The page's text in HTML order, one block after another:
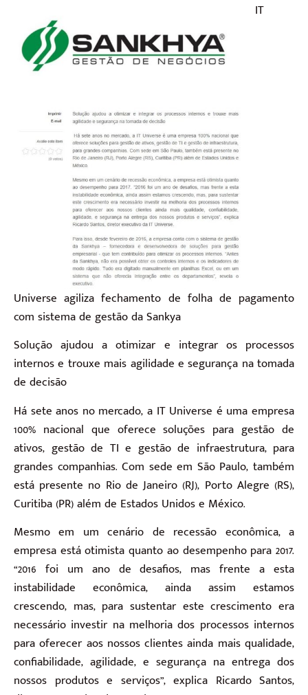
IT
Universe agiliza fechamento de folha de pagamento
com sistema de gestão da Sankya
Solução ajudou a otimizar e integrar os processos
internos e trouxe mais agilidade e segurança na tomada
de decisão
Há sete anos no mercado, a IT Universe é uma empresa
100% nacional que oferece soluções para gestão de
ativos, gestão de TI e gestão de infraestrutura, para
grandes companhias. Com sede em São Paulo, também
está presente no Rio de Janeiro (RJ), Porto Alegre (RS),
Curitiba (PR) além de Estados Unidos e México.
Mesmo em um cenário de recessão econômica, a
empresa está otimista quanto ao desempenho para 2017.
“2016 foi um ano de desafios, mas frente a esta
instabilidade econômica, ainda assim estamos
crescendo, mas, para sustentar este crescimento era
necessário investir na melhoria dos processos internos
para oferecer aos nossos clientes ainda mais qualidade,
confiabilidade, agilidade, e segurança na entrega dos
nossos produtos e serviços”, explica Ricardo Santos,